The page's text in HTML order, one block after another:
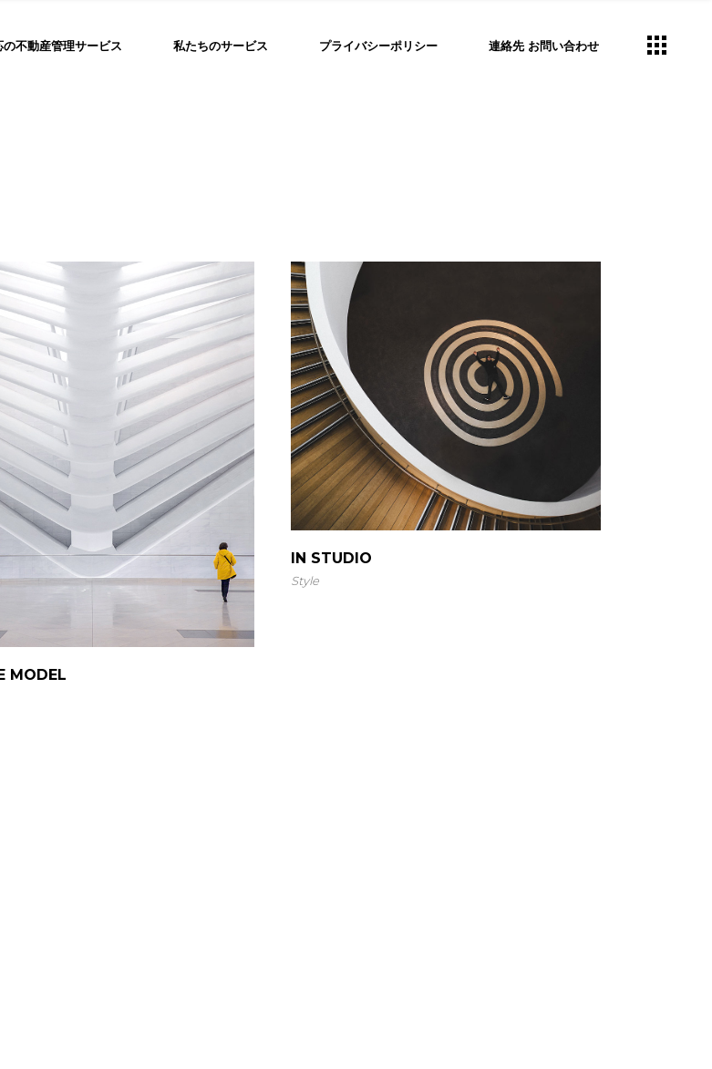
不動産管理サービス 私たちのサービス プライバシーポリシー 連絡先 お問い合わせ
MODEL
IN STUDIO
Style